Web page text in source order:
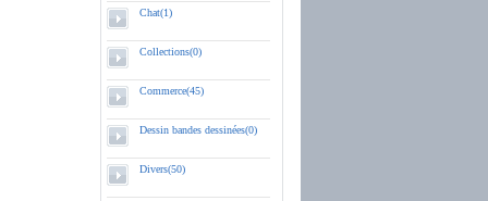
Chat(1)
Collections(0)
Commerce(45)
Dessin bandes dessinées(0)
Divers(50)